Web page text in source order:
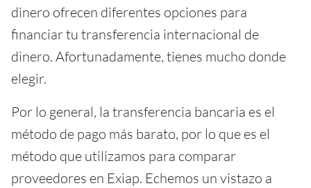
dinero ofrecen diferentes opciones para
financiar tu transferencia internacional de
dinero. Afortunadamente, tienes mucho donde
elegir.
Por lo general, la transferencia bancaria es el
método de pago más barato, por lo que es el
método que utilizamos para comparar
proveedores en Exiap. Echemos un vistazo a